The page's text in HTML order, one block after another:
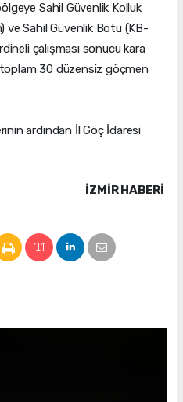
Sahil Güvenlik Kolluk
ve Sahil Güvenlik Botu (KB-
çalışması sonucu kara
30 düzensiz göçmen
ardından İl Göç İdaresi
İZMIR HABERİ